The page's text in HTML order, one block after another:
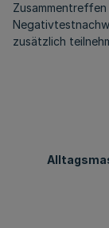
zusätzlich